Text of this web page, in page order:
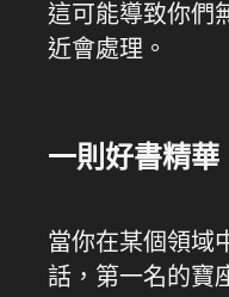
這可能導致你們
近會處理。
一則好書精華
當你在某個領域
話，第一名的寶